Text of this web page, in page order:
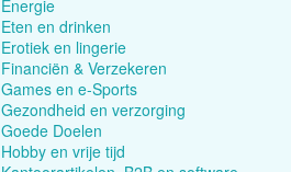
Energie
Eten en drinken
Erotiek en lingerie
Financiën & Verzekeren
Games en e-Sports
Gezondheid en verzorging
Goede Doelen
Hobby en vrije tijd